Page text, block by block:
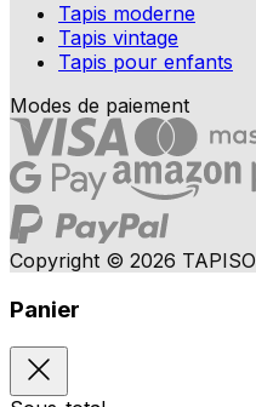
Tapis moderne
Tapis vintage
Tapis pour enfants
Modes de paiement
Copyright © 2026 TAPISO
Panier